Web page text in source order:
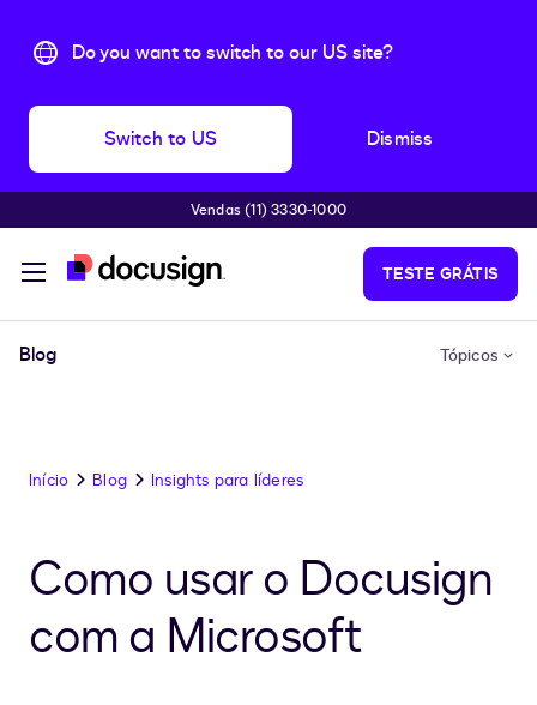
Do you want to switch to our US site?
Switch to US Dismiss
Pular para o conteúdo principal
Vendas (11) 3330-1000
TESTE GRÁTIS
Blog Tópicos
Início Blog Insights para líderes
Como usar o Docusign
com a Microsoft